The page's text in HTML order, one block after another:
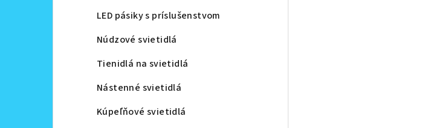
LED pásiky s príslušenstvom
Núdzové svietidlá
Tienidlá na svietidlá
Nástenné svietidlá
Kúpeľňové svietidlá